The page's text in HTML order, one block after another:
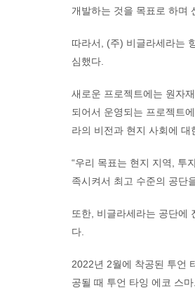
개발하는 것을 목표로 하며
따라서, (주) 비글라세라는
심했다.
새로운 프로젝트에는 원자
되어서 운영되는 프로젝트
라의 비전과 현지 사회에 대
“우리 목표는 현지 지역, 투
족시켜서 최고 수준의 공단
또한, 비글라세라는 공단에
다.
2022년 2월에 착공된 투언
공될 때 투언 타잉 에코 스